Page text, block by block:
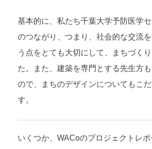
基本的に、私たち千葉大学予防医学
のつながり、つまり、社会的な交流
う点をとても大切にして、まちづく
た。また、建築を専門とする先生方
ので、まちのデザインについてもこ
す。
いくつか、WACoのプロジェクトレ